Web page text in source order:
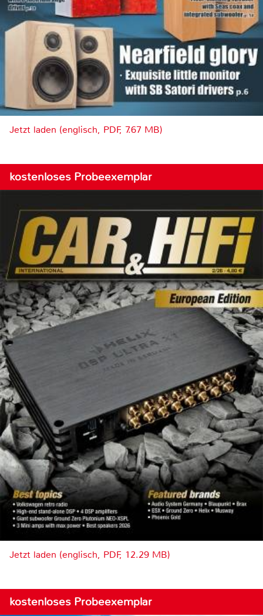
Jetzt laden (englisch, PDF, 7.67 MB)
kostenloses Probeexemplar
Jetzt laden (englisch, PDF, 12.29 MB)
kostenloses Probeexemplar